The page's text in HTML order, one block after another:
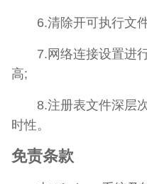
6.清除开可执行文件
7.网络连接设置进行
高;
8.注册表文件深层次
时性。
免责条款